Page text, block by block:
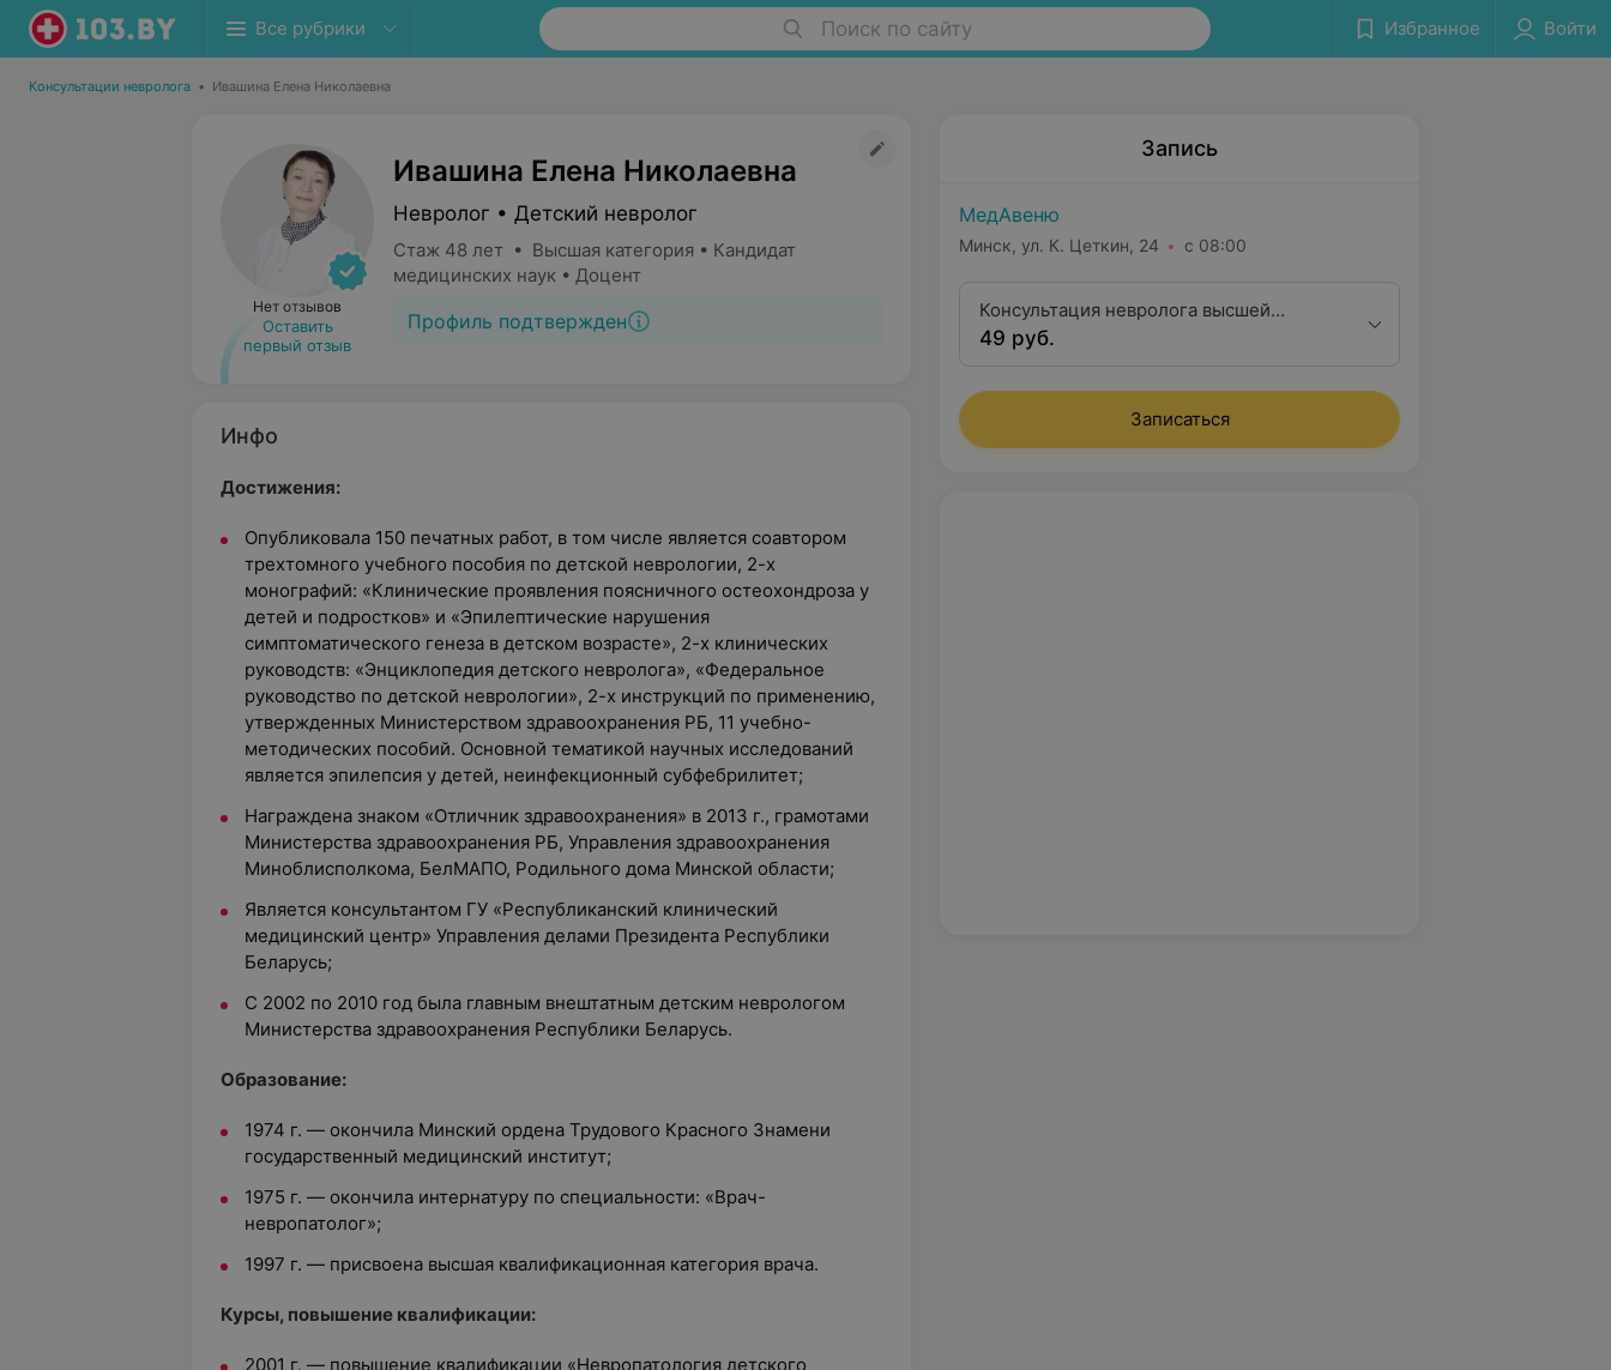
Все рубрики Поиск по сайту Избранное Войти
Консультации невролога • Ивашина Елена Николаевна
Нет отзывов
Оставить
первый отзыв
Ивашина Елена Николаевна
Невролог • Детский невролог
Стаж 48 лет • Высшая категория • Кандидат
медицинских наук • Доцент
Профиль подтвержден
Инфо
Достижения:
Опубликовала 150 печатных работ, в том числе является соавтором
трехтомного учебного пособия по детской неврологии, 2-х
монографий: «Клинические проявления поясничного остеохондроза у
детей и подростков» и «Эпилептические нарушения
симптоматического генеза в детском возрасте», 2-х клинических
руководств: «Энциклопедия детского невролога», «Федеральное
руководство по детской неврологии», 2-х инструкций по применению,
утвержденных Министерством здравоохранения РБ, 11 учебно-
методических пособий. Основной тематикой научных исследований
является эпилепсия у детей, неинфекционный субфебрилитет;
Награждена знаком «Отличник здравоохранения» в 2013 г., грамотами
Министерства здравоохранения РБ, Управления здравоохранения
Миноблисполкома, БелМАПО, Родильного дома Минской области;
Является консультантом ГУ «Республиканский клинический
медицинский центр» Управления делами Президента Республики
Беларусь;
С 2002 по 2010 год была главным внештатным детским неврологом
Министерства здравоохранения Республики Беларусь.
Образование:
1974 г. — окончила Минский ордена Трудового Красного Знамени
государственный медицинский институт;
1975 г. — окончила интернатуру по специальности: «Врач-
невропатолог»;
1997 г. — присвоена высшая квалификационная категория врача.
Курсы, повышение квалификации:
2001 г. — повышение квалификации «Невропатология детского
Запись
МедАвеню
Минск, ул. К. Цеткин, 24 с 08:00
Консультация невролога высшей
квалификационной категории
49 руб.
Записаться